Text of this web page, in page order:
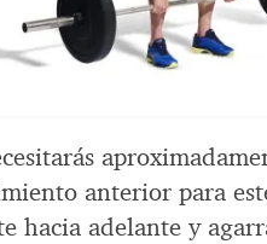
anterior para
hacia adelante y